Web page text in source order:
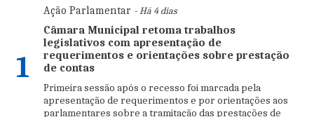
1
Ação Parlamentar - Há 4 dias
Câmara Municipal retoma trabalhos
legislativos com apresentação de
requerimentos e orientações sobre prestação
de contas
Primeira sessão após o recesso foi marcada pela
apresentação de requerimentos e por orientações aos
parlamentares sobre a tramitação das prestações de